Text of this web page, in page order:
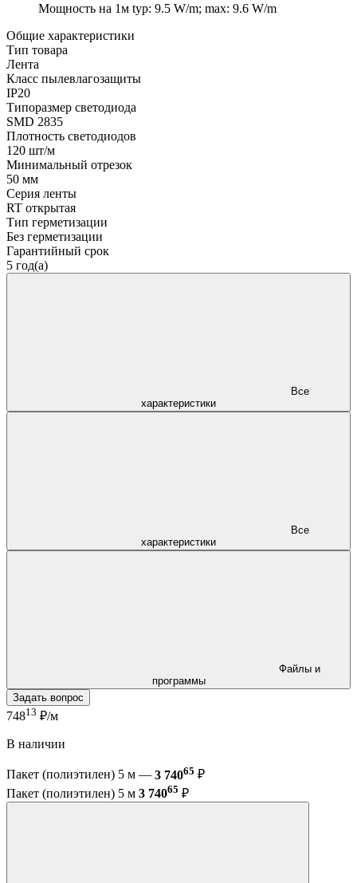
Мощность на 1м typ: 9.5 W/m; max: 9.6 W/m
Общие характеристики
Тип товара
Лента
Класс пылевлагозащиты
IP20
Типоразмер светодиода
SMD 2835
Плотность светодиодов
120 шт/м
Минимальный отрезок
50 мм
Серия ленты
RT открытая
Тип герметизации
Без герметизации
Гарантийный срок
5 год(а)
характеристики
характеристики
программы
Задать вопрос
74813 ₽/м
В наличии
Пакет (полиэтилен) 5 м — 3 74065 ₽
Пакет (полиэтилен) 5 м 3 74065 ₽